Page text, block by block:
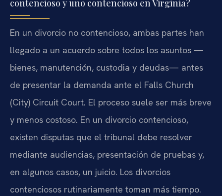
contencioso y uno contencioso en Virginia?
En un divorcio no contencioso, ambas partes han
llegado a un acuerdo sobre todos los asuntos —
bienes, manutención, custodia y deudas— antes
de presentar la demanda ante el Falls Church
(City) Circuit Court. El proceso suele ser más breve
y menos costoso. En un divorcio contencioso,
existen disputas que el tribunal debe resolver
mediante audiencias, presentación de pruebas y,
en algunos casos, un juicio. Los divorcios
contenciosos rutinariamente toman más tiempo.